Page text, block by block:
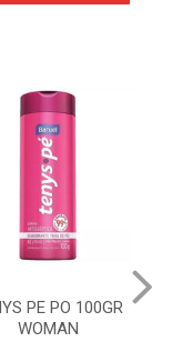
PE PO 100GR
WOMAN